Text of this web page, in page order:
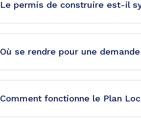
Le permis de construire est-il
Où se rendre pour une
Comment fonctionne le Plan